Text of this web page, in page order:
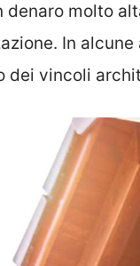
denaro molto
In
dei vincoli